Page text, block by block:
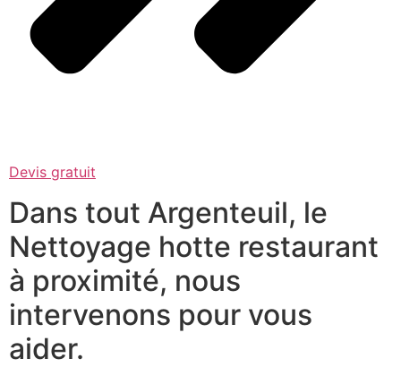
Devis gratuit
Dans tout Argenteuil, le
Nettoyage hotte restaurant
à proximité, nous
intervenons pour vous
aider.